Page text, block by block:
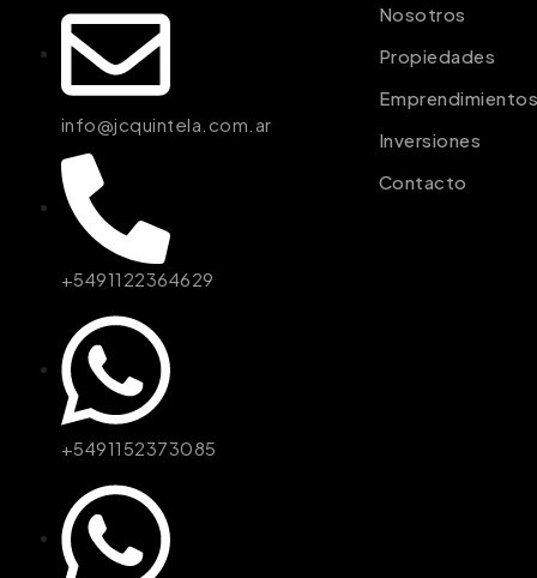
info@jcquintela.com.ar
+5491122364629
+5491152373085
Nosotros
Propiedades
Inversiones
Contacto